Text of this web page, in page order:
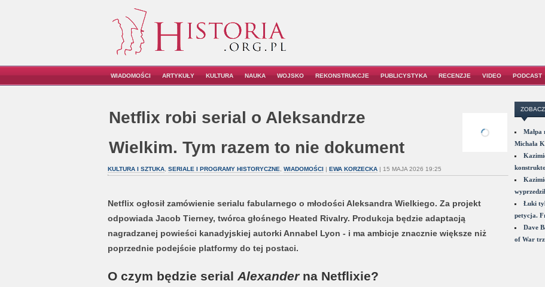
WIADOMOŚCI ARTYKUŁY KULTURA NAUKA WOJSKO REKONSTRUKCJE PUBLICYSTYKA RECENZJE VIDEO PODCAST
Netflix robi serial o Aleksandrze
Wielkim. Tym razem to nie dokument
KULTURA I SZTUKA, SERIALE I PROGRAMY HISTORYCZNE WIADOMOŚCI| EWA KORZECKA| 15 MAJA 2026 19:25
Netflix ogłosił zamówienie serialu fabularnego o młodości Aleksandra Wielkiego. Za projekt
odpowiada Jacob Tierney, twórca głośnego Heated Rivalry. Produkcja będzie adaptacją
nagradzanej powieści kanadyjskiej autorki Annabel Lyon - i ma ambicje znacznie większe niż
poprzednie podejście platformy do tej postaci.
O czym będzie serial Alexanderna Netflixie?
Małpa
Michała
Łuki
petycja.
Dave
of War